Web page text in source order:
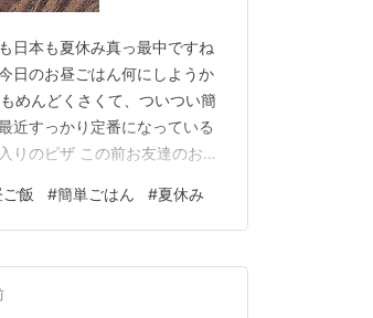
日本も夏休み真っ最中ですね
日のお昼ごはん何にしようか
めんどくさくて、ついつい簡
近すっかり定番になっている
りのピザ この前お友達のお家
はペストを食べたことがな
食…
飯 #簡単ごはん #夏休み